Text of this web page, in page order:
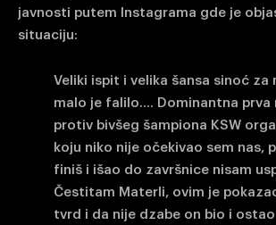
javnosti putem Instagrama gde je
situaciju:
Veliki ispit i velika šansa sinoć za
malo je falilo…. Dominantna prva
protiv bivšeg šampiona KSW
koju niko nije očekivao sem nas,
finiš i išao do završnice nisam
Čestitam Materli, ovim je
tvrd i da nije dzabe on bio i